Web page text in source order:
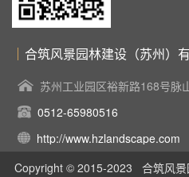
合筑风景园林建设（苏州）
苏州工业园区裕新路168号脉
0512-65980516
http://www.hzlandscape.com
Copyright © 2015-2023 合筑风景